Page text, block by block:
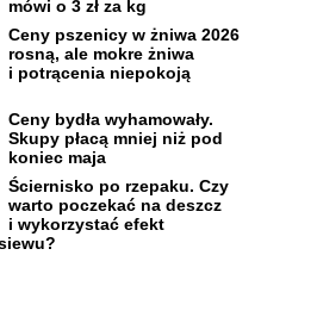
mówi o 3 zł za kg
Ceny pszenicy w żniwa 2026
rosną, ale mokre żniwa
i potrącenia niepokoją
Ceny bydła wyhamowały.
Skupy płacą mniej niż pod
koniec maja
Ściernisko po rzepaku. Czy
warto poczekać na deszcz
i wykorzystać efekt